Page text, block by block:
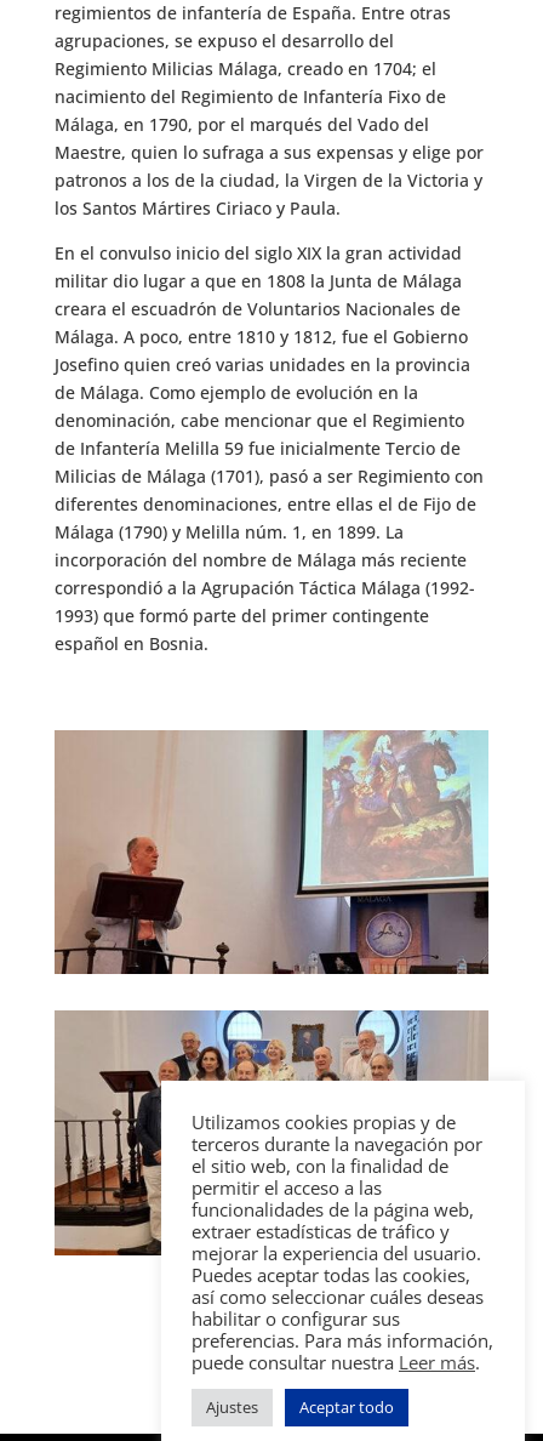
regimientos de infantería de España. Entre otras
agrupaciones, se expuso el desarrollo del
Regimiento Milicias Málaga, creado en 1704; el
nacimiento del Regimiento de Infantería Fixo de
Málaga, en 1790, por el marqués del Vado del
Maestre, quien lo sufraga a sus expensas y elige por
patronos a los de la ciudad, la Virgen de la Victoria y
los Santos Mártires Ciriaco y Paula.
En el convulso inicio del siglo XIX la gran actividad
militar dio lugar a que en 1808 la Junta de Málaga
creara el escuadrón de Voluntarios Nacionales de
Málaga. A poco, entre 1810 y 1812, fue el Gobierno
Josefino quien creó varias unidades en la provincia
de Málaga. Como ejemplo de evolución en la
denominación, cabe mencionar que el Regimiento
de Infantería Melilla 59 fue inicialmente Tercio de
Milicias de Málaga (1701), pasó a ser Regimiento con
diferentes denominaciones, entre ellas el de Fijo de
Málaga (1790) y Melilla núm. 1, en 1899. La
incorporación del nombre de Málaga más reciente
correspondió a la Agrupación Táctica Málaga (1992-
1993) que formó parte del primer contingente
español en Bosnia.
Utilizamos cookies propias y de
terceros durante la navegación por
el sitio web, con la finalidad de
permitir el acceso a las
funcionalidades de la página web,
extraer estadísticas de tráfico y
mejorar la experiencia del usuario.
Puedes aceptar todas las cookies,
así como seleccionar cuáles deseas
habilitar o configurar sus
preferencias. Para más información,
puede consultar nuestra Leer más.
Ajustes Aceptar todo